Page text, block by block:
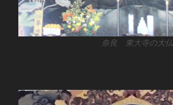
奈良 東大寺の大仏